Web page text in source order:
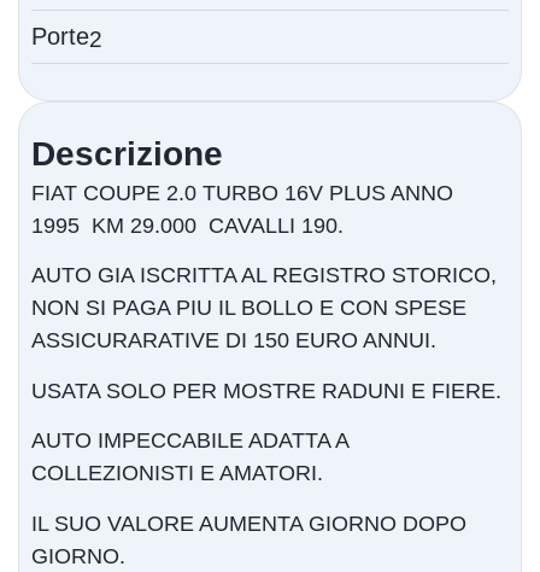
Porte2
Descrizione
FIAT COUPE 2.0 TURBO 16V PLUS ANNO
1995 KM 29.000 CAVALLI 190.
AUTO GIA ISCRITTA AL REGISTRO STORICO,
NON SI PAGA PIU IL BOLLO E CON SPESE
ASSICURARATIVE DI 150 EURO ANNUI.
USATA SOLO PER MOSTRE RADUNI E FIERE.
AUTO IMPECCABILE ADATTA A
COLLEZIONISTI E AMATORI.
IL SUO VALORE AUMENTA GIORNO DOPO
GIORNO.